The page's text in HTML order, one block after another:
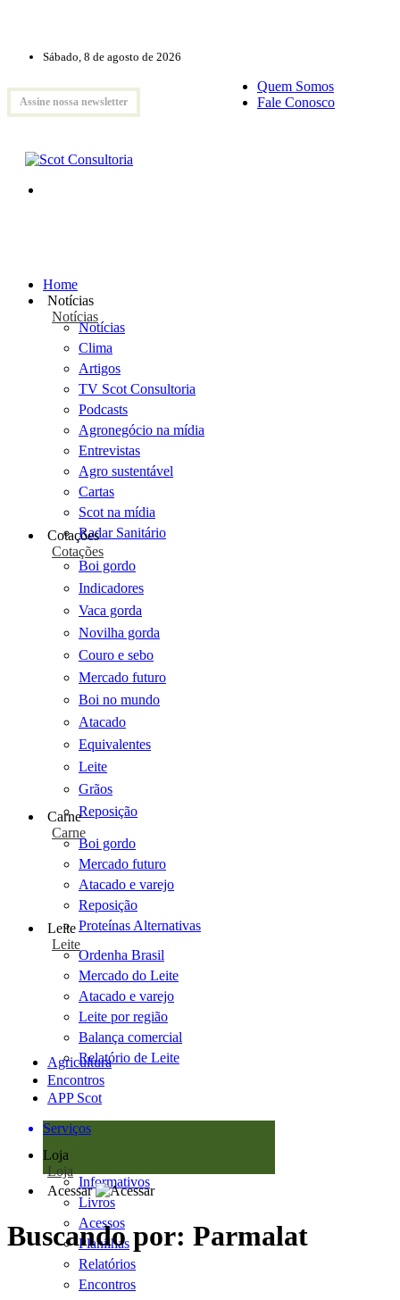
Sábado, 8 de agosto de 2026
Assine nossa newsletter
Quem Somos
Fale Conosco
Home
Notícias
Notícias
Notícias
Clima
Artigos
TV Scot Consultoria
Podcasts
Agronegócio na mídia
Entrevistas
Agro sustentável
Cartas
Scot na mídia
Radar Sanitário
Cotações
Cotações
Boi gordo
Indicadores
Vaca gorda
Novilha gorda
Couro e sebo
Mercado futuro
Boi no mundo
Atacado
Equivalentes
Leite
Grãos
Reposição
Carne
Carne
Boi gordo
Mercado futuro
Atacado e varejo
Reposição
Proteínas Alternativas
Leite
Leite
Ordenha Brasil
Mercado do Leite
Atacado e varejo
Leite por região
Balança comercial
Relatório de Leite
Agricultura
Encontros
APP Scot
Serviços
Loja
Loja
Informativos
Livros
Acessos
Planilhas
Relatórios
Encontros
Acessar
Buscando por: Parmalat